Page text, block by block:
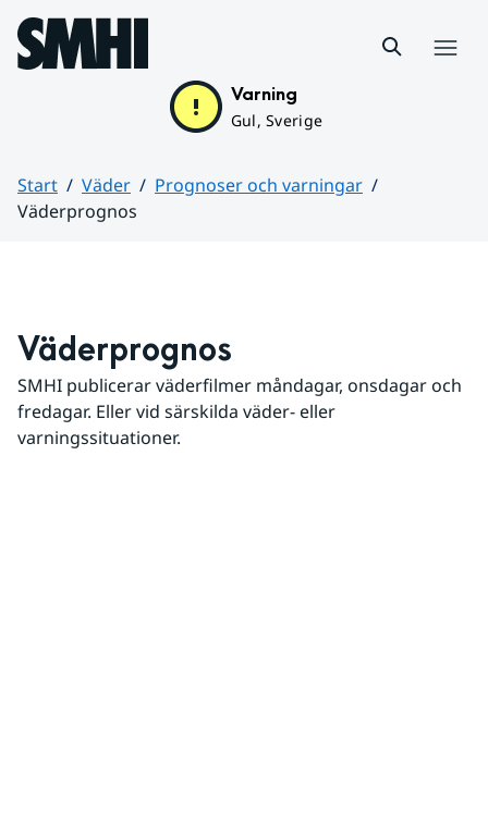
Hoppa till sidans innehåll
Varning
Gul, Sverige
Start Väder
Prognoser och varningar
Väderprognos
Väderprognos
SMHI publicerar väderfilmer måndagar, onsdagar och
fredagar. Eller vid särskilda väder- eller
varningssituationer.